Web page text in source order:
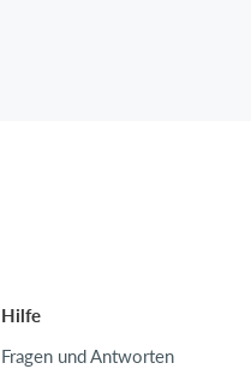
Hilfe
Fragen und Antworten